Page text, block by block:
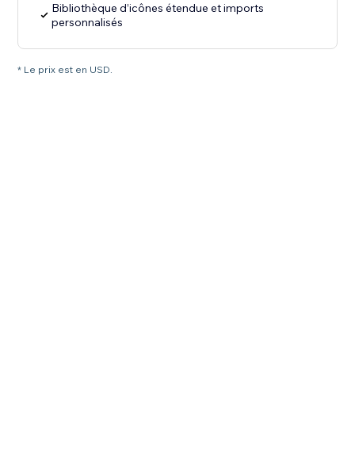
Bibliothèque d’icônes étendue et imports
personnalisés
* Le prix est en USD.